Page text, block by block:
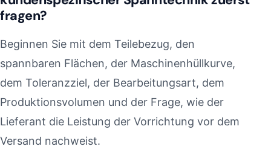
fragen?
Beginnen Sie mit dem Teilebezug, den
spannbaren Flächen, der Maschinenhüllkurve,
dem Toleranzziel, der Bearbeitungsart, dem
Produktionsvolumen und der Frage, wie der
Lieferant die Leistung der Vorrichtung vor dem
Versand nachweist.